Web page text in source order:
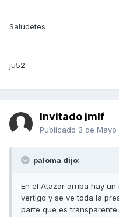
Saludetes
ju52
Invitado jmlf
Publicado 3 de Mayo
paloma dijo:
En el Atazar arriba hay
vertigo y se ve toda la
parte que es transparente